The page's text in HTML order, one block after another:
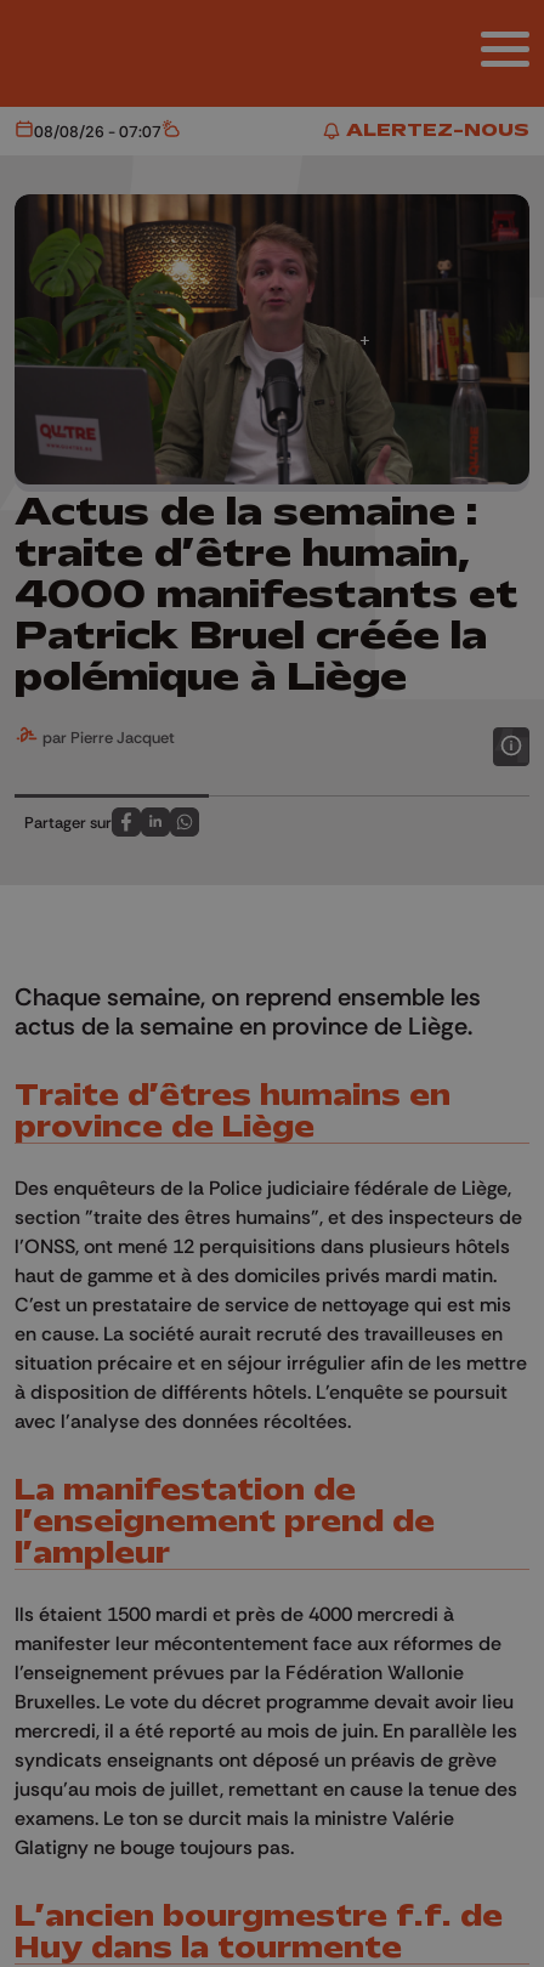
ALERTEZ-NOUS
ALERTEZ-NOUS
Aujourd'hui
08/08/26 - 07:07 Météo
Actus de la semaine :
traite d’être humain,
4000 manifestants et
Patrick Bruel créée la
polémique à Liège
par Pierre Jacquet
Partager sur
Partagez sur FaceBook
Partagez sur LinkedIn
Partagez sur Whatsapp
Chaque semaine, on reprend ensemble les
actus de la semaine en province de Liège.
Traite d’êtres humains en
province de Liège
Des enquêteurs de la Police judiciaire fédérale de Liège,
section "traite des êtres humains", et des inspecteurs de
l’ONSS, ont mené 12 perquisitions dans plusieurs hôtels
haut de gamme et à des domiciles privés mardi matin.
C'est un prestataire de service de nettoyage qui est mis
en cause. La société aurait recruté des travailleuses en
situation précaire et en séjour irrégulier afin de les mettre
à disposition de différents hôtels. L'enquête se poursuit
avec l'analyse des données récoltées.
La manifestation de
l’enseignement prend de
l’ampleur
Ils étaient 1500 mardi et près de 4000 mercredi à
manifester leur mécontentement face aux réformes de
l’enseignement prévues par la Fédération Wallonie
Bruxelles. Le vote du décret programme devait avoir lieu
mercredi, il a été reporté au mois de juin. En parallèle les
syndicats enseignants ont déposé un préavis de grève
jusqu’au mois de juillet, remettant en cause la tenue des
examens. Le ton se durcit mais la ministre Valérie
Glatigny ne bouge toujours pas.
L’ancien bourgmestre f.f. de
Huy dans la tourmente